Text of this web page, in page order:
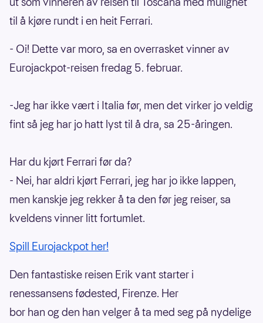
til å kjøre rundt i en heit Ferrari.
- Oi! Dette var moro, sa en overrasket vinner av
Eurojackpot-reisen fredag 5. februar.
-Jeg har ikke vært i Italia før, men det virker jo veldig
fint så jeg har jo hatt lyst til å dra, sa 25-åringen.
Har du kjørt Ferrari før da?
- Nei, har aldri kjørt Ferrari, jeg har jo ikke lappen,
men kanskje jeg rekker å ta den før jeg reiser, sa
kveldens vinner litt fortumlet.
Spill Eurojackpot her!
Den fantastiske reisen Erik vant starter i
renessansens fødested, Firenze. Her
bor han og den han velger å ta med seg på nydelige